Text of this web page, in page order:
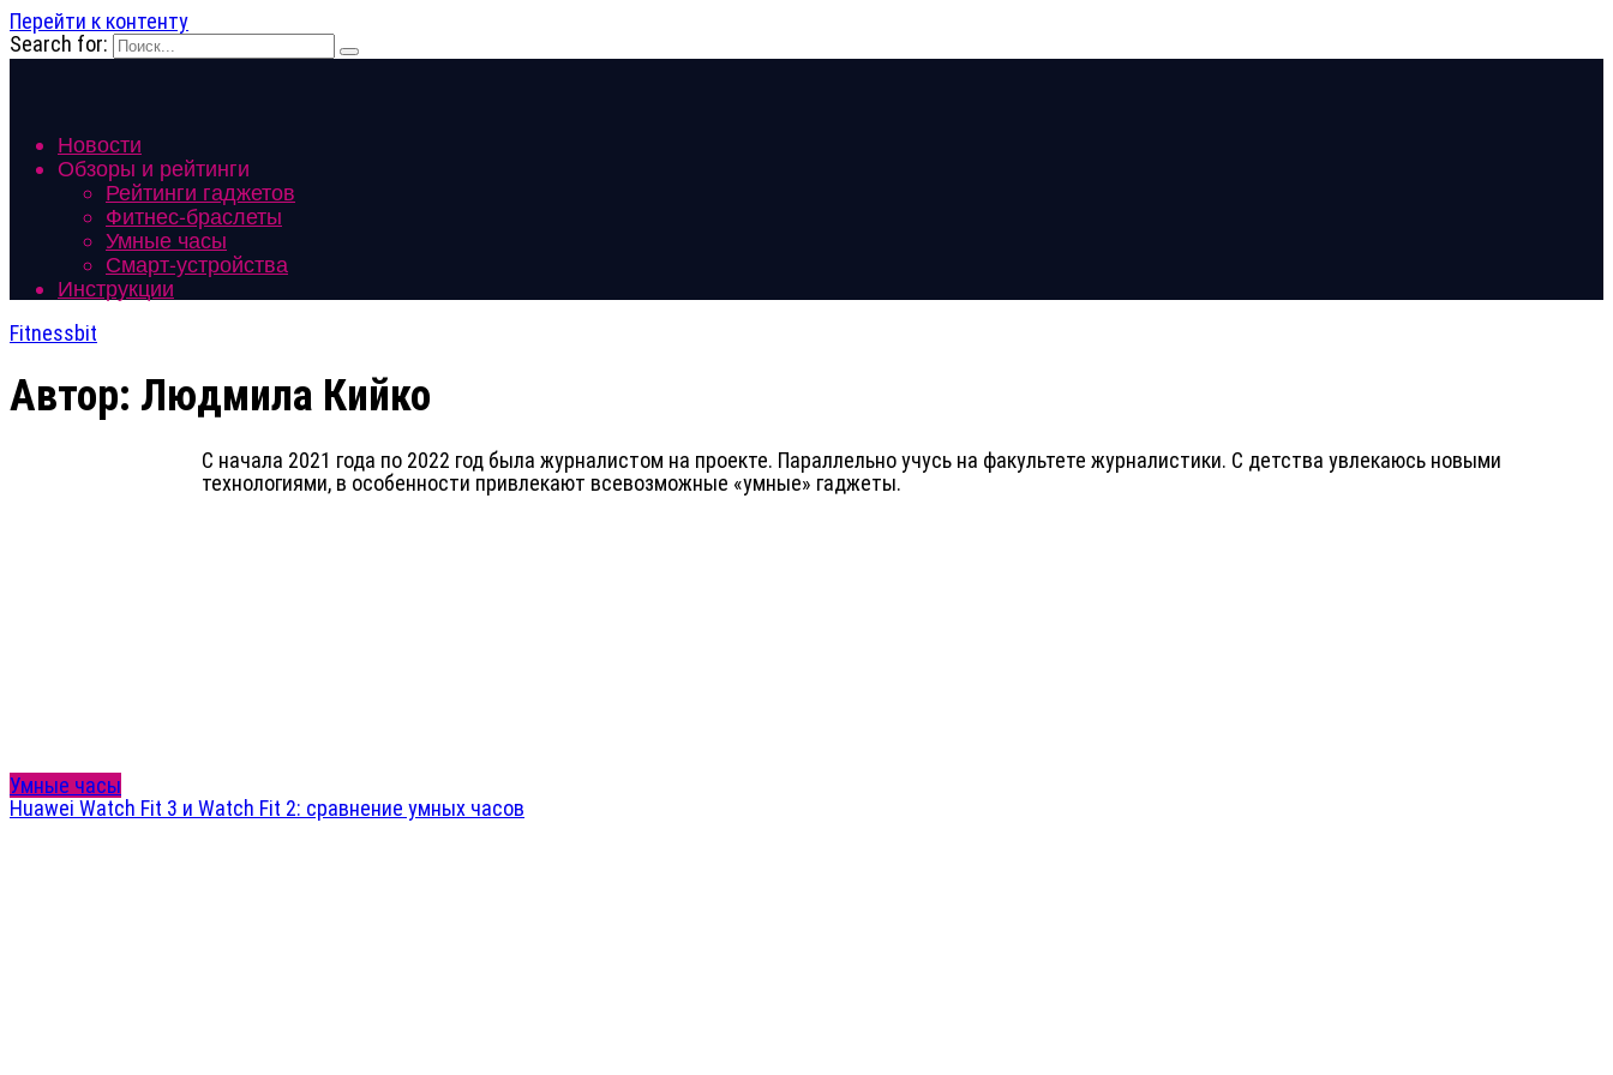
Перейти к контенту
Search for:
Новости
Обзоры и рейтинги
Рейтинги гаджетов
Фитнес-браслеты
Умные часы
Смарт-устройства
Инструкции
Fitnessbit
Автор: Людмила Кийко
С начала 2021 года по 2022 год была журналистом на проекте. Параллельно учусь на факультете журналистики. С детства увлекаюсь новыми
технологиями, в особенности привлекают всевозможные «умные» гаджеты.
Умные часы
Huawei Watch Fit 3 и Watch Fit 2: сравнение умных часов